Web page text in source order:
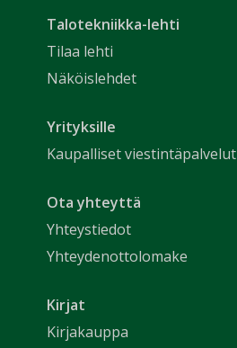
Talotekniikka-lehti
Tilaa lehti
Näköislehdet
Yrityksille
Kaupalliset viestintäpalvelut
Ota yhteyttä
Yhteystiedot
Yhteydenottolomake
Kirjat
Kirjakauppa